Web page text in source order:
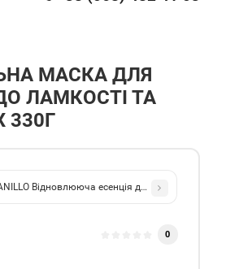
МАСКА ДЛЯ
ЛАМКОСТІ ТА
330Г
типів волосся Aquamatrix 200мл
Відновлююча есенція для дуже
0